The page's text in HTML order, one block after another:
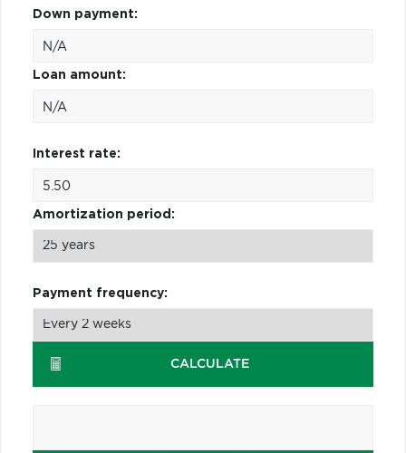
Down payment:
Loan amount:
Interest rate:
Amortization period:
Payment frequency:
CALCULATE